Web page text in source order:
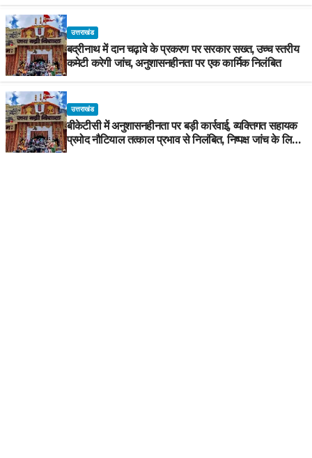
उत्तराखंड
बद्रीनाथ में दान चढ़ावे के प्रकरण पर सरकार सख्त, उच्च स्तरीय
कमेटी करेगी जांच, अनुशासनहीनता पर एक कार्मिक निलंबित
उत्तराखंड
बीकेटीसी में अनुशासनहीनता पर बड़ी कार्रवाई, व्यक्तिगत सहायक
प्रमोद नौटियाल तत्काल प्रभाव से निलंबित, निष्पक्ष जांच के लिए